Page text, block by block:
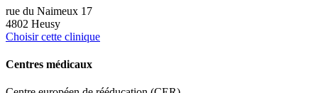
rue du Naimeux 17
4802 Heusy
Choisir cette clinique
Centres médicaux